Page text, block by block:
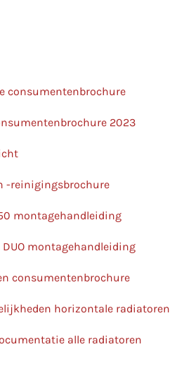
consumentenbrochure
2023
-reinigingsbrochure
montagehandleiding
DUO montagehandleiding
consumentenbrochure
horizontale radiatoren
alle radiatoren